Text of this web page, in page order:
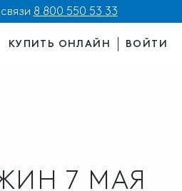
8 800 550 53 33
КУПИТЬ ОНЛАЙН ВОЙТИ
7 МАЯ